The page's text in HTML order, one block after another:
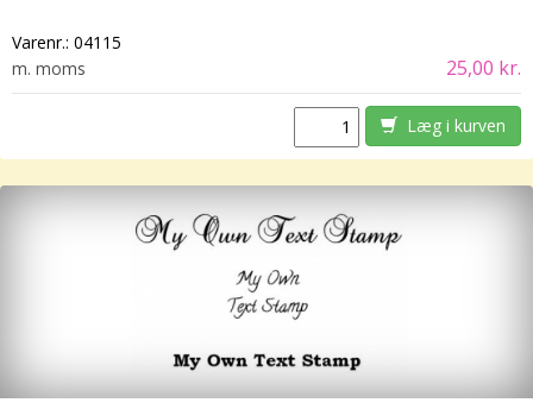
Varenr.: 04115
m. moms
25,00 kr.
Læg i kurven